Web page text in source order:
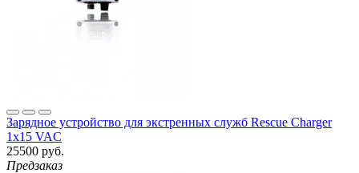
Зарядное устройство для экстренных служб Rescue Charger
1х15 VAC
25500 руб.
Предзаказ